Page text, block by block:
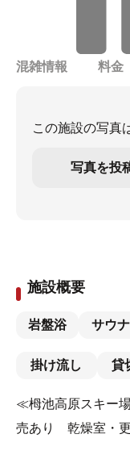
混雑情報 料金
この施設の写真
写真を投
施設概要
岩盤浴 サウナ
掛け流し 貸
≪栂池高原スキー
売あり 乾燥室・